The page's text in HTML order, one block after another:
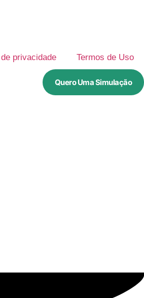
privacidade Termos de Uso
Quero Uma Simulação